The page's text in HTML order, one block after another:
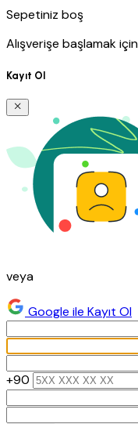
Sepetiniz boş
Alışverişe başlamak
Kayıt Ol
veya
Google ile Kayıt Ol
+90